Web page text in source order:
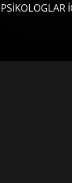
PSIKOLOGLAR